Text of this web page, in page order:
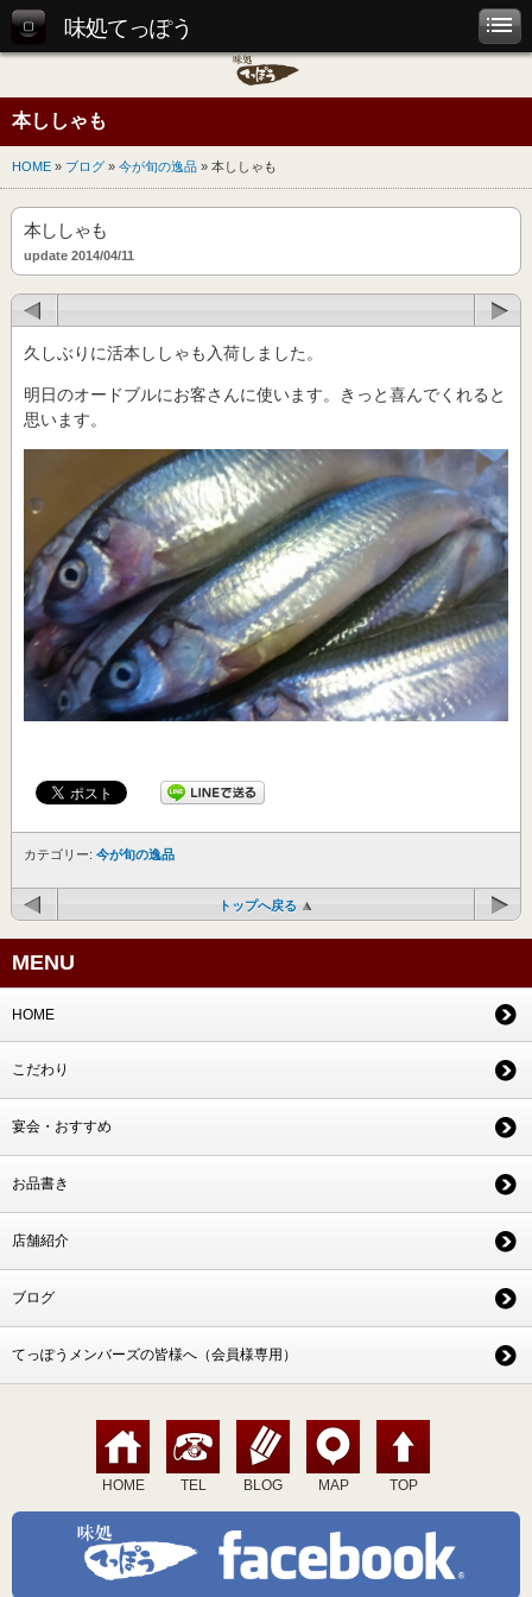
味処てっぽう
本ししゃも
HOME » ブログ » 今が旬の逸品 » 本ししゃも
本ししゃも
update 2014/04/11
久しぶりに活本ししゃも入荷しました。
明日のオードブルにお客さんに使います。きっと喜んでくれると
思います。
カテゴリー: 今が旬の逸品
トップへ戻る
MENU
HOME
こだわり
宴会・おすすめ
お品書き
店舗紹介
ブログ
てっぽうメンバーズの皆様へ（会員様専用）
HOME TEL BLOG MAP TOP